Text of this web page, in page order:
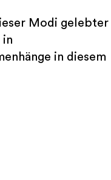
Modi gelebter
in
in diesem